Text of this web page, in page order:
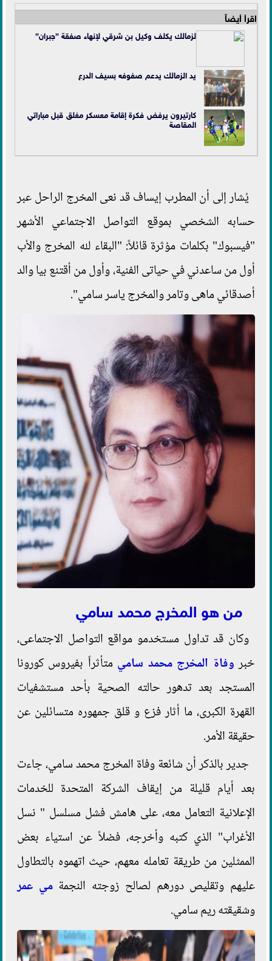
اقرأ أيضاً
لزمالك يكلف وكيل بن شرقي لإنهاء صفقة ”جبران”
يد الزمالك يدعم صفوفه بسيف الدرع
كارتيرون يرفض فكرة إقامة معسكر مغلق قبل مباراتي
المقاصة
يُشار إلى أن المطرب إيساف قد نعى المخرج الراحل عبر
حسابه الشخصي بموقع التواصل الاجتماعي الأشهر
"فيسبوك" بكلمات مؤثرة قائلاً: "البقاء لله المخرج والأب
أول من ساعدني في حياتى الفنية، وأول من أقتنع بيا والد
أصدقائي ماهى وتامر والمخرج ياسر سامي".
من هو المخرج محمد سامي
وكان قد تداول مستخدمو مواقع التواصل الاجتماعى،
خبر وفاة المخرج محمد سامي متأثراً بفيروس كورونا
المستجد بعد تدهور حالته الصحية بأحد مستشفيات
القهرة الكبرى، ما أثار فزع و قلق جمهوره متسائلين عن
حقيقة الأمر.
جدير بالذكر أن شائعة وفاة المخرج محمد سامي، جاءت
بعد أيام قليلة من إيقاف الشركة المتحدة للخدمات
الإعلانية التعامل معه، على هامش فشل مسلسل " نسل
الأغراب" الذي كتبه وأخرجه، فضلاً عن استياء بعض
الممثلين من طريقة تعامله معهم، حيث اتهموه بالتطاول
عليهم وتقليص دورهم لصالح زوجته النجمةمي عمر
وشقيقته ريم سامي.